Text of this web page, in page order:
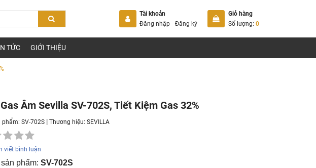
Tài khoản
Đăng nhập
Đăng ký
Giỏ hàng
Số lượng: 0
TỨC GIỚI THIỆU
Âm Sevilla SV-702S, Tiết Kiệm Gas 32%
phẩm: SV-702S |Thương hiệu:SEVILLA
viết bình luận
sản phẩm:SV-702S